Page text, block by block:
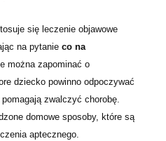
się leczenie objawowe
na pytanie co na
można zapominać o
dziecko powinno odpoczywać
zwalczyć chorobę.
domowe sposoby, które są
aptecznego.